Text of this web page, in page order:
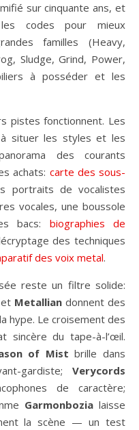
sur cinquante ans, et
codes pour mieux
familles (Heavy,
Sludge, Grind, Power,
à posséder et les
pistes fonctionnent. Les
situer les styles et les
des courants
achats: carte des sous-
portraits de vocalistes
vocales, une boussole
bacs: biographies de
des techniques
des voix metal.
reste un filtre solide:
et Metallian donnent des
hype. Le croisement des
sincère du tape-à-l’œil.
of Mist brille dans
gardiste; Verycords
de caractère;
Garmonbozia laisse
la scène — un test